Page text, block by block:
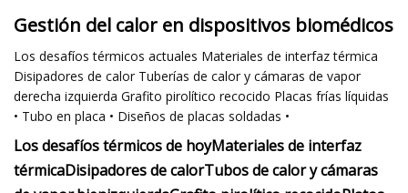
Gestión del calor en dispositivos biomédicos
Los desafíos térmicos actuales Materiales de interfaz térmica
Disipadores de calor Tuberías de calor y cámaras de vapor
derecha izquierda Grafito pirolítico recocido Placas frías líquidas
• Tubo en placa • Diseños de placas soldadas •
Los desafíos térmicos de hoyMateriales de interfaz
térmicaDisipadores de calorTubos de calor y cámaras